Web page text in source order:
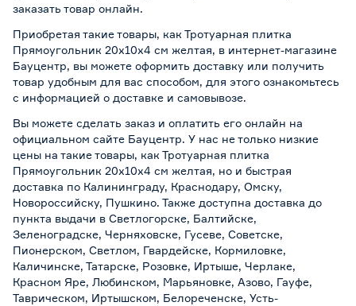
заказать товар онлайн.
Приобретая такие товары, как Тротуарная плитка
Прямоугольник 20х10х4 см желтая, в интернет-магазине
Бауцентр, вы можете оформить доставку или получить
товар удобным для вас способом, для этого ознакомьтесь
с информацией о доставке и самовывозе.
Вы можете сделать заказ и оплатить его онлайн на
официальном сайте Бауцентр. У нас не только низкие
цены на такие товары, как Тротуарная плитка
Прямоугольник 20х10х4 см желтая, но и быстрая
доставка по Калининграду, Краснодару, Омску,
Новороссийску, Пушкино. Также доступна доставка до
пункта выдачи в Светлогорске, Балтийске,
Зеленоградске, Черняховске, Гусеве, Советске,
Пионерском, Светлом, Гвардейске, Кормиловке,
Каличинске, Татарске, Розовке, Иртыше, Черлаке,
Красном Яре, Любинском, Марьяновке, Азово, Гауфе,
Таврическом, Иртышском, Белореченске, Усть-